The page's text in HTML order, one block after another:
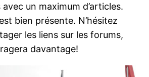
un maximum d’articles.
bien présente. N’hésitez
les liens sur les forums,
davantage!